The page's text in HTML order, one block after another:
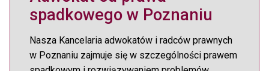
spadkowego w Poznaniu
Nasza Kancelaria adwokatów i radców prawnych
w Poznaniu zajmuje się w szczególności prawem